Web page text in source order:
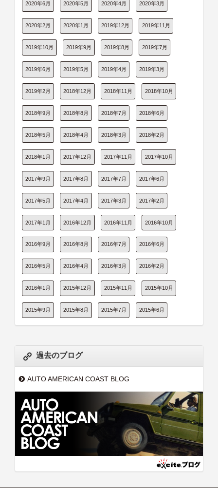
2020年6月 2020年5月 2020年4月 2020年3月
2020年2月 2020年1月 2019年12月 2019年11月
2019年10月 2019年9月 2019年8月 2019年7月
2019年6月 2019年5月 2019年4月 2019年3月
2019年2月 2018年12月 2018年11月 2018年10月
2018年9月 2018年8月 2018年7月 2018年6月
2018年5月 2018年4月 2018年3月 2018年2月
2018年1月 2017年12月 2017年11月 2017年10月
2017年9月 2017年8月 2017年7月 2017年6月
2017年5月 2017年4月 2017年3月 2017年2月
2017年1月 2016年12月 2016年11月 2016年10月
2016年9月 2016年8月 2016年7月 2016年6月
2016年5月 2016年4月 2016年3月 2016年2月
2016年1月 2015年12月 2015年11月 2015年10月
2015年9月 2015年8月 2015年7月 2015年6月
過去のブログ
AUTO AMERICAN COAST BLOG